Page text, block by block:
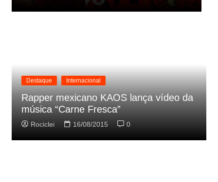
Destaque Internacional
Rapper mexicano KAOS lança vídeo da
música “Carne Fresca”
Rociclei 16/08/2015 0